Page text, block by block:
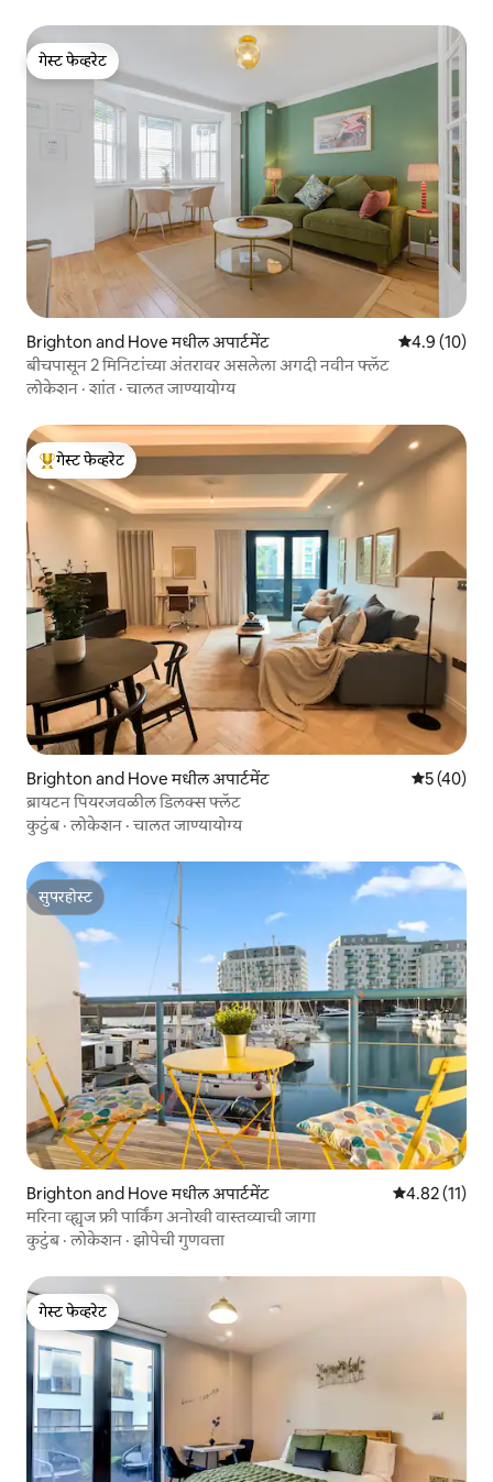
गेस्ट फेव्हरेट
गेस्ट फेव्हरेट
Brighton and Hove मधील अपार्टमेंट 5 पैकी 4.9
4.9 (10)
बीचपासून 2 मिनिटांच्या अंतरावर असलेला अगदी नवीन फ्लॅट
लोकेशन ·शांत ·चालत जाण्यायोग्य
टॉप गेस्ट फेव्हरेट
गेस्ट फेव्हरेट
Brighton and Hove मधील अपार्टमेंट 5 पैकी 5
5 (40)
ब्रायटन पियरजवळील डिलक्स फ्लॅट
कुटुंब·लोकेशन ·चालत जाण्यायोग्य
सुपरहोस्ट
सुपरहोस्ट
Brighton and Hove मधील अपार्टमेंट 5 पैकी 4.82
4.82 (11)
मरिना व्ह्यूज फ्री पार्किंग अनोखी वास्तव्याची जागा
कुटुंब·लोकेशन ·झोपेची गुणवत्ता
गेस्ट फेव्हरेट
गेस्ट फेव्हरेट